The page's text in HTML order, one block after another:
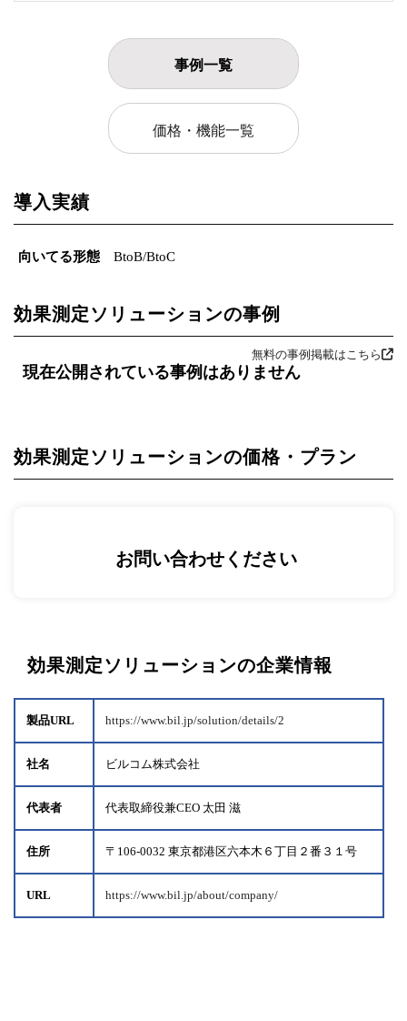
事例一覧
価格・機能一覧
導入実績
向いてる形態 BtoB/BtoC
効果測定ソリューションの事例
無料の事例掲載はこちら
現在公開されている事例はありません
効果測定ソリューションの価格・プラン
お問い合わせください
効果測定ソリューションの企業情報
製品URL https://www.bil.jp/solution/details/2
社名 ビルコム株式会社
代表者 代表取締役兼CEO 太田 滋
住所 〒106-0032 東京都港区六本木６丁目２番３１号
URL https://www.bil.jp/about/company/